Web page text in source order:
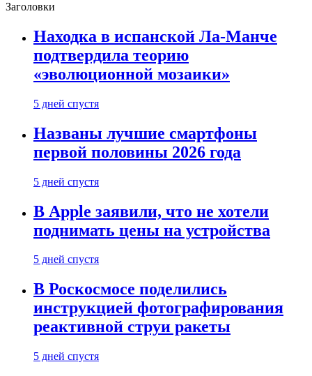
Заголовки
Находка в испанской Ла-Манче
подтвердила теорию
«эволюционной мозаики»
5 дней спустя
Названы лучшие смартфоны
первой половины 2026 года
5 дней спустя
В Apple заявили, что не хотели
поднимать цены на устройства
5 дней спустя
В Роскосмосе поделились
инструкцией фотографирования
реактивной струи ракеты
5 дней спустя